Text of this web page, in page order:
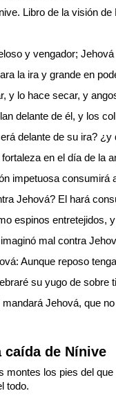
Libro de la visión de
y vengador;
la ira y grande en
y lo hace secar, y
delante de él, y los
delante de su ira?
en el día de la
impetuosa
Jehová? El hará
espinos entretejidos,
mal contra
Aunque reposo
su yugo de sobre
Jehová, que
caída de Nínive
montes los pies del
todo.